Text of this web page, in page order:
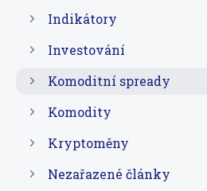
Indikátory
Investování
Komoditní spready
Komodity
Kryptoměny
Nezařazené články